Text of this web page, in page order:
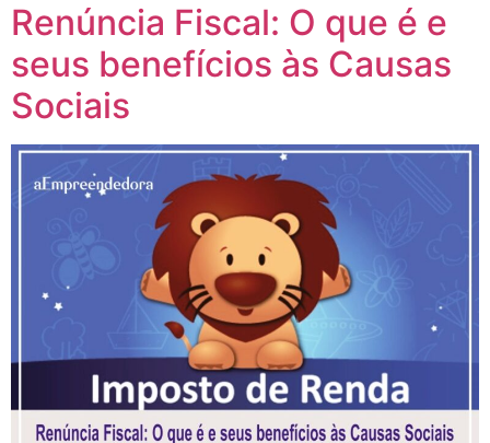
Renúncia Fiscal: O que é e
seus benefícios às Causas
Sociais